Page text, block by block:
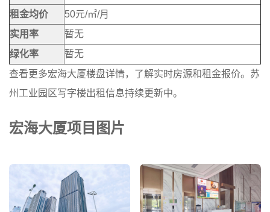
租金均价
50元/㎡/月
实用率
暂无
绿化率
暂无
查看更多宏海大厦楼盘详情，了解实时房源和租金报价。苏
州工业园区写字楼出租信息持续更新中。
宏海大厦项目图片